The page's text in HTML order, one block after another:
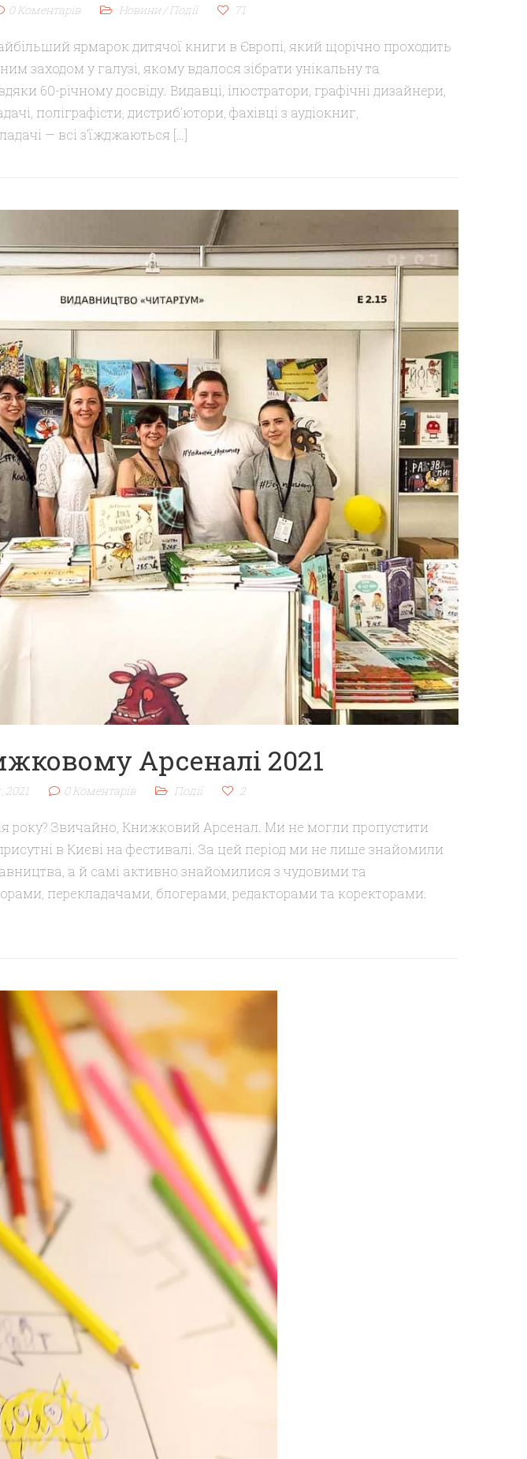
0 Коментарів Новини/Події 71
ярмарок дитячої книги в Європі, який щорічно проходить
заходом у галузі, якому вдалося зібрати унікальну та
60-річному досвіду. Видавці, ілюстратори, графічні дизайнери,
поліграфісти, дистриб’ютори, фахівці з аудіокниг,
— всі з’їжджаються […]
Арсеналі 2021
2021 0 Коментарів Події 2
року? Звичайно, Книжковий Арсенал. Ми не могли пропустити
в Києві на фестивалі. За цей період ми не лише знайомили
а й самі активно знайомилися з чудовими та
перекладачами, блогерами, редакторами та коректорами.